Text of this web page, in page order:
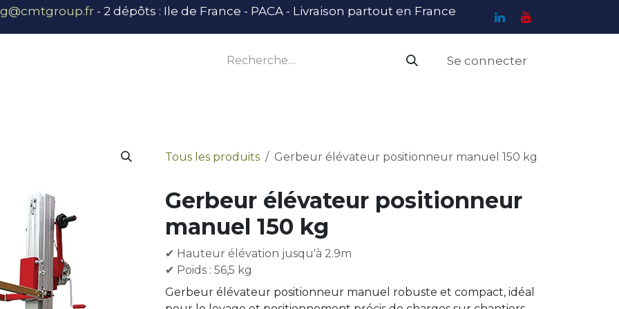
- 2 dépôts : Ile de France - PACA - Livraison partout en France
Se connecter
Tous les produits Gerbeur élévateur positionneur manuel 150 kg
Gerbeur élévateur positionneur
manuel 150 kg
✔ Hauteur élévation jusqu'à 2.9m
✔ Poids : 56,5 kg
Gerbeur élévateur positionneur manuel robuste et compact, idéal